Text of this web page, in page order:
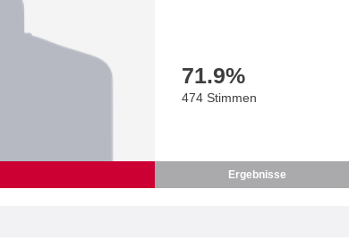
71.9%
474 Stimmen
Ergebnisse